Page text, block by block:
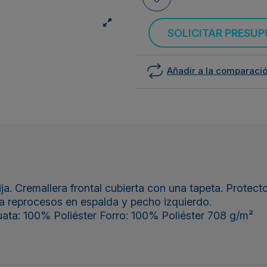
SOLICITAR
Añadir a la
Cremallera frontal cubierta con una tapeta.
reprocesos en espalda y pecho izquierdo.
100% Poliéster Forro: 100% Poliéster 708 g/m²